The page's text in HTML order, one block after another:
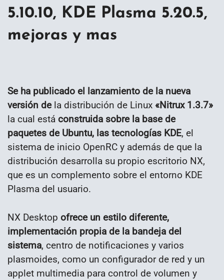
5.10.10, KDE Plasma 5.20.5,
mejoras y mas
Se ha publicado el lanzamiento de la nueva
versión dela distribución de Linux «Nitrux 1.3.7»
la cual está construida sobre la base de
paquetes de Ubuntu, las tecnologías KDE, el
sistema de inicio OpenRC y además de que la
distribución desarrolla su propio escritorio NX,
que es un complemento sobre el entorno KDE
Plasma del usuario.
NX Desktop ofrece un estilo diferente,
implementación propia de la bandeja del
sistema, centro de notificaciones y varios
plasmoides, como un configurador de red y un
applet multimedia para control de volumen y